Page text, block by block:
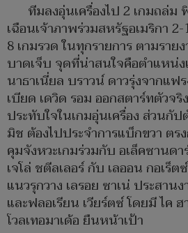
ทีมลงอุ่นเครื่องไป 2 เกมถล่
เฉือนเจ้าภาพร่วมสหรัฐอเมริกา
8 เกมรวด ในทุกรายการ ตามรา
บาดเจ็บ จุดที่น่าสนใจคือตำแหน่
นาธาเนี่ยล บราวน์ ดาวรุ่งจากแฟ
เบียด เดวิด รอม ออกสตาร์ทตัวจ
ประทับใจในเกมอุ่นเครื่อง ส่วนกั
มิช ต้องไปประจำการแบ็กขวา ตร
คุมจังหวะเกมร่วมกับ อเล็คซานด
เจโล่ ชตีลเลอร์ กับ เลออน กอเร็
แนวรุกวาง เลรอย ซาเน่ ประสาน
และฟลอเรียน เวียร์ตซ์ โดยมี ไค
โวลเทอมาเด้อ ยืนหน้าเป้า